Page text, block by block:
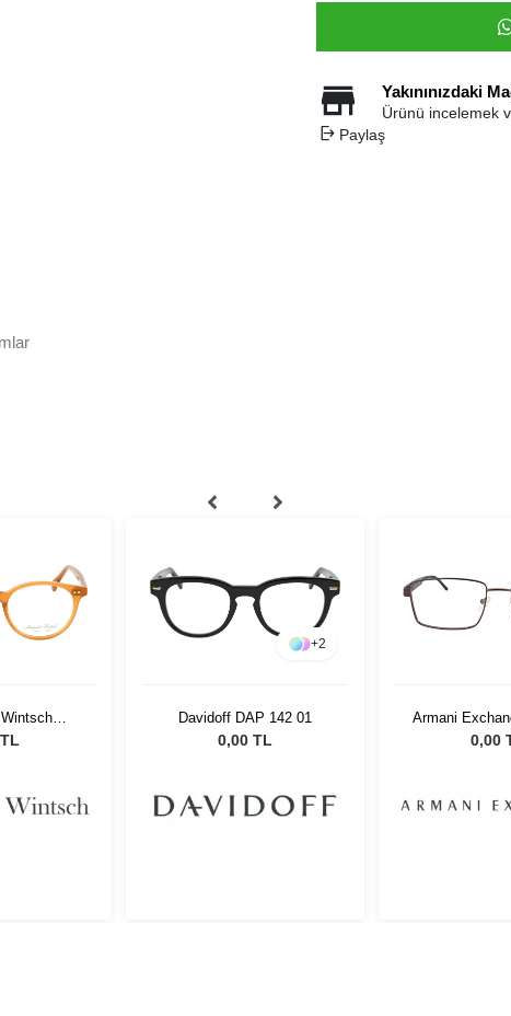
Yakınınızdaki
Ürünü incelemek
Paylaş
C3
+2
Davidoff DAP 142 01
0,00 TL
Armani
6106
0,00